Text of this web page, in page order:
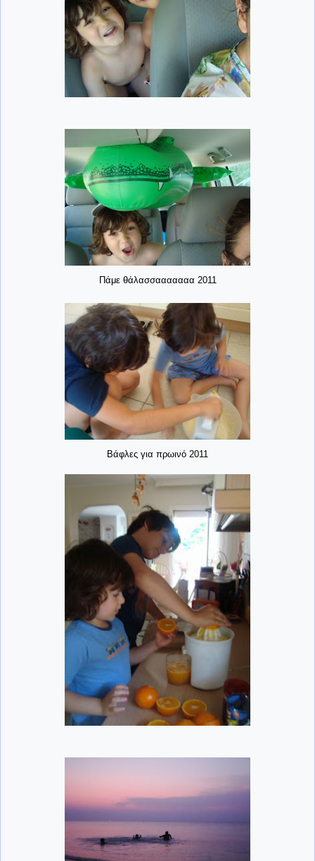
Πάμε θάλασσααααααα 2011
Βάφλες για πρωινό 2011